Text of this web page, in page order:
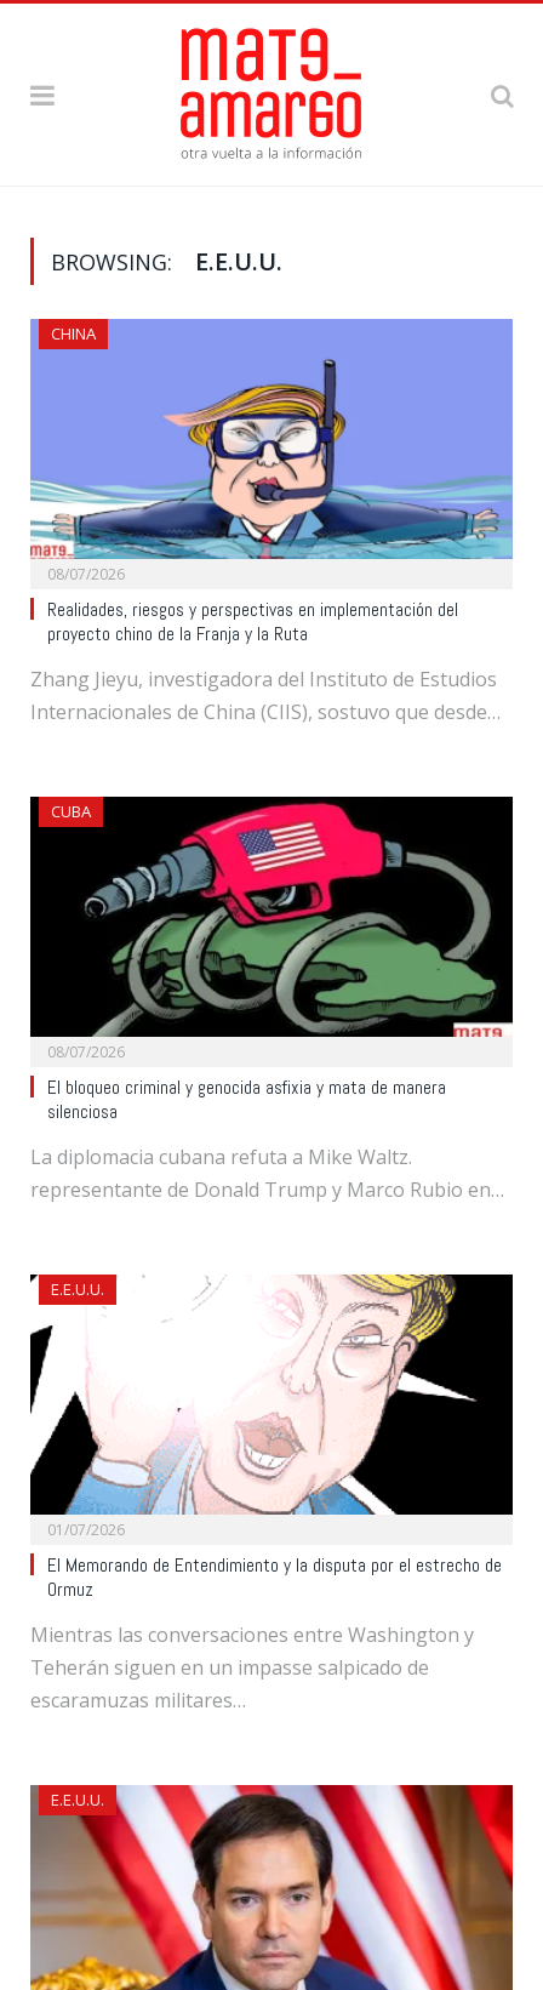
BROWSING: E.E.U.U.
CHINA
08/07/2026
Realidades, riesgos y perspectivas en implementación del
proyecto chino de la Franja y la Ruta
Zhang Jieyu, investigadora del Instituto de Estudios
Internacionales de China (CIIS), sostuvo que desde…
CUBA
08/07/2026
El bloqueo criminal y genocida asfixia y mata de manera
silenciosa
La diplomacia cubana refuta a Mike Waltz.
representante de Donald Trump y Marco Rubio en…
E.E.U.U.
01/07/2026
El Memorando de Entendimiento y la disputa por el estrecho de
Ormuz
Mientras las conversaciones entre Washington y
Teherán siguen en un impasse salpicado de
escaramuzas militares…
E.E.U.U.